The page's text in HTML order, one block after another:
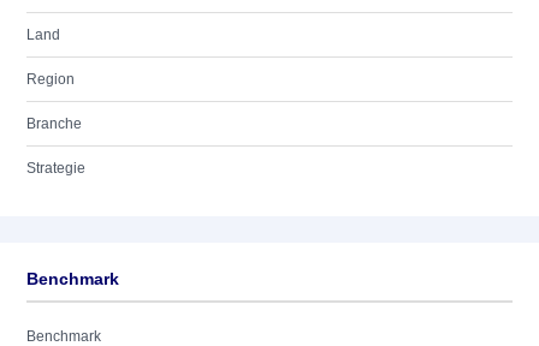
Land
Region
Branche
Strategie
Benchmark
Benchmark